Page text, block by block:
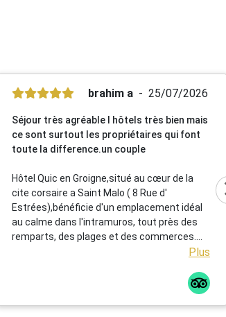
brahim a 25/07/2026
Séjour très agréable l hôtels très bien mais
ce sont surtout les propriétaires qui font
toute la difference.un couple
Hôtel Quic en Groigne,situé au cœur de la
cite corsaire a Saint Malo ( 8 Rue d'
Estrées),bénéficie d'un emplacement idéal
au calme dans l'intramuros, tout près des
remparts, des plages et des commerces.
Cet établissement chaleureux propose des
déjeuner répute mettant a l' honneur des
produits locaux et artisanaux ainsi qu' une
Plus